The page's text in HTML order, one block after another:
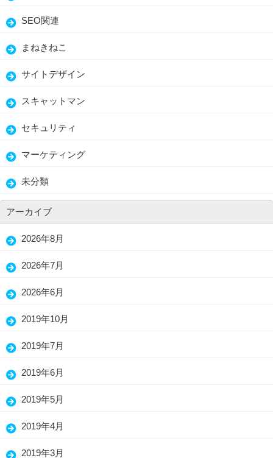
SEO関連
まねきねこ
サイトデザイン
スキャットマン
セキュリティ
マーケティング
未分類
アーカイブ
2026年8月
2026年7月
2026年6月
2019年10月
2019年7月
2019年6月
2019年5月
2019年4月
2019年3月